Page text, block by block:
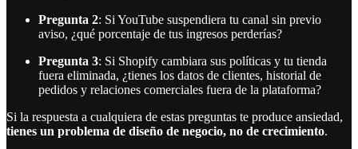
Pregunta 2: Si YouTube suspendiera tu canal sin previo
aviso, ¿qué porcentaje de tus ingresos perderías?
Pregunta 3: Si Shopify cambiara sus políticas y tu tienda
fuera eliminada, ¿tienes los datos de clientes, historial de
pedidos y relaciones comerciales fuera de la plataforma?
Si la respuesta a cualquiera de estas preguntas te produce ansiedad,
tienes un problema de diseño de negocio, no de crecimiento.